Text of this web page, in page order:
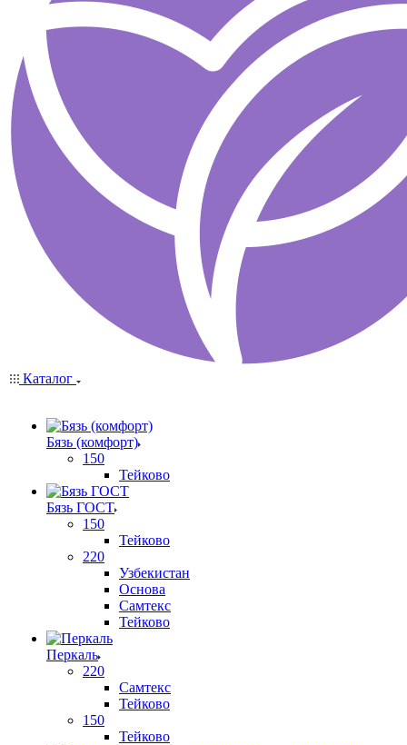
Каталог
Бязь (комфорт)
150
Тейково
Бязь ГОСТ
150
Тейково
220
Узбекистан
Основа
Самтекс
Тейково
Перкаль
220
Самтекс
Тейково
150
Тейково